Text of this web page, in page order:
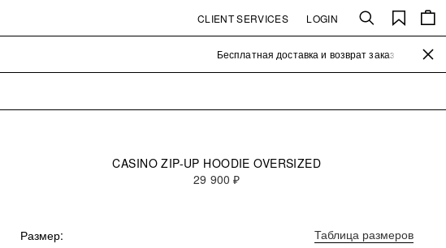
CLIENT SERVICES LOGIN Search
Saved
items
Бесплатная доставка и возврат заказов от 25 000₽ close
CASINO ZIP-UP HOODIE OVERSIZED
29 900 ₽
Размер Таблица размеров